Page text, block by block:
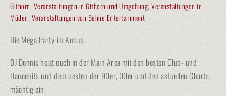
Gifhorn, Veranstaltungen in Gifhorn und Umgebung, Veranstaltungen in
Müden, Veranstaltungen von Behne Entertainment
Die Mega Party im Kubus.
DJ Dennis heizt euch in der Main Area mit den besten Club- und
Dancehits und dem besten der 90er, 00er und den aktuellen Charts
mächtig ein.